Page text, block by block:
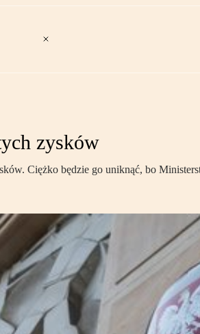
zysków
Ciężko będzie go uniknąć, bo